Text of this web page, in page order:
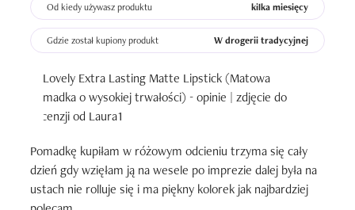
Od kiedy używasz produktu kilka miesięcy
Gdzie został kupiony produkt W drogerii tradycyjnej
Pomadkę kupiłam w różowym odcieniu trzyma się cały
dzień gdy wzięłam ją na wesele po imprezie dalej była na
ustach nie rolluje się i ma piękny kolorek jak najbardziej